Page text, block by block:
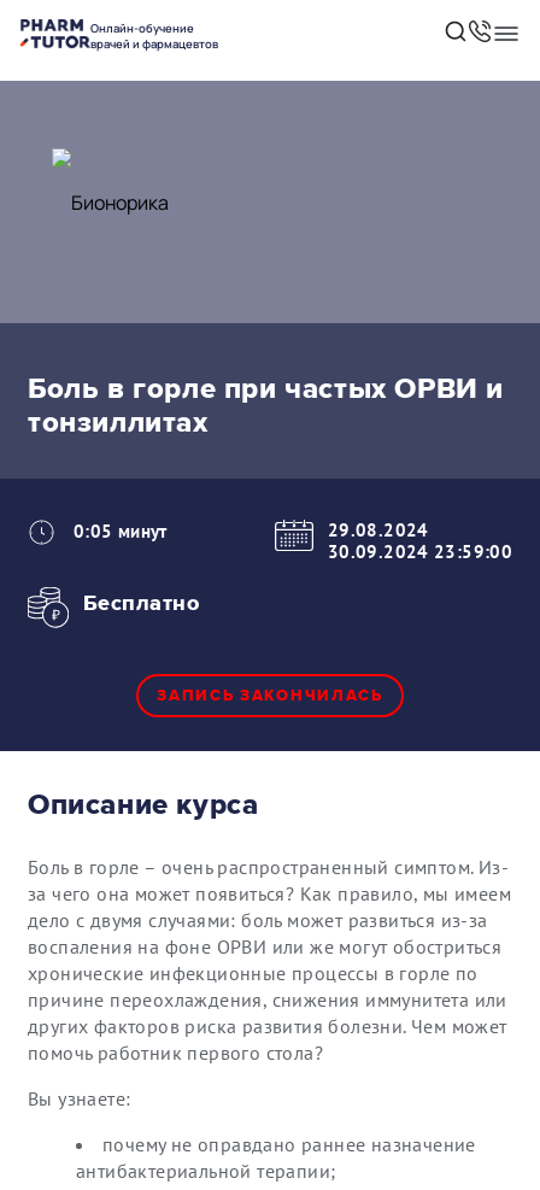
Онлайн-обучение
врачей и фармацевтов
Боль в горле при частых ОРВИ и
тонзиллитах
0:05 минут
29.08.2024
30.09.2024 23:59:00
Бесплатно
ЗАПИСЬ ЗАКОНЧИЛАСЬ
Описание курса
Боль в горле – очень распространенный симптом. Из-
за чего она может появиться? Как правило, мы имеем
дело с двумя случаями: боль может развиться из-за
воспаления на фоне ОРВИ или же могут обостриться
хронические инфекционные процессы в горле по
причине переохлаждения, снижения иммунитета или
других факторов риска развития болезни. Чем может
помочь работник первого стола?
Вы узнаете:
почему не оправдано раннее назначение
антибактериальной терапии;